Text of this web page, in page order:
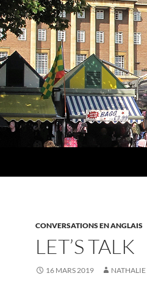
CONVERSATIONS EN ANGLAIS
LET’S TALK
16 MARS 2019 NATHALIE